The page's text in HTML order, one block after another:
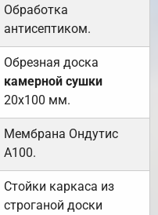
Обработка
антисептиком.
Обрезная доска
камерной сушки
20х100 мм.
Мембрана Ондутис
А100.
Стойки каркаса из
строганой доски